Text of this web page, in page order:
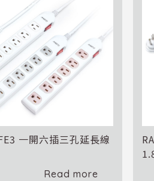
一開六插三孔延長線
Read more